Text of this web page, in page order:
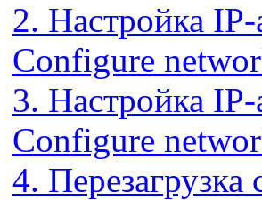
2. Настройка IP-
Configure
3. Настройка
Configure
4. Перезагрузка